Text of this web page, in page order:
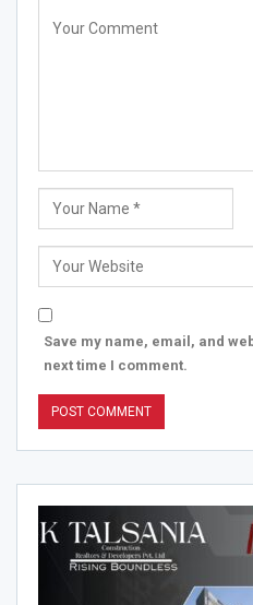
Save my name, email, and
next time I comment.